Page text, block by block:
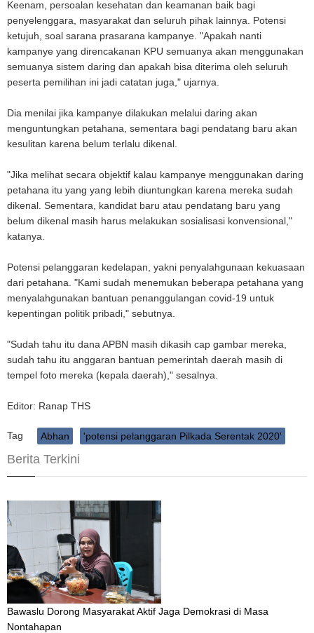
Keenam, persoalan kesehatan dan keamanan baik bagi
penyelenggara, masyarakat dan seluruh pihak lainnya. Potensi
ketujuh, soal sarana prasarana kampanye. "Apakah nanti
kampanye yang direncakanan KPU semuanya akan menggunakan
semuanya sistem daring dan apakah bisa diterima oleh seluruh
peserta pemilihan ini jadi catatan juga," ujarnya.
Dia menilai jika kampanye dilakukan melalui daring akan
menguntungkan petahana, sementara bagi pendatang baru akan
kesulitan karena belum terlalu dikenal.
"Jika melihat secara objektif kalau kampanye menggunakan daring
petahana itu yang yang lebih diuntungkan karena mereka sudah
dikenal. Sementara, kandidat baru atau pendatang baru yang
belum dikenal masih harus melakukan sosialisasi konvensional,"
katanya.
Potensi pelanggaran kedelapan, yakni penyalahgunaan kekuasaan
dari petahana. "Kami sudah menemukan beberapa petahana yang
menyalahgunakan bantuan penanggulangan covid-19 untuk
kepentingan politik pribadi," sebutnya.
"Sudah tahu itu dana APBN masih dikasih cap gambar mereka,
sudah tahu itu anggaran bantuan pemerintah daerah masih di
tempel foto mereka (kepala daerah)," sesalnya.
Editor: Ranap THS
Tag Abhan 'potensi pelanggaran Pilkada Serentak 2020'
Berita Terkini
Bawaslu Dorong Masyarakat Aktif Jaga Demokrasi di Masa
Nontahapan